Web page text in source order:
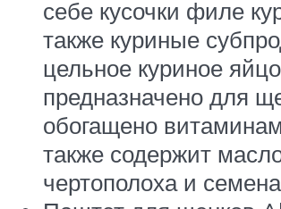
себе кусочки филе
также куриные
цельное куриное
предназначено для
обогащено
также содержит
чертополоха и